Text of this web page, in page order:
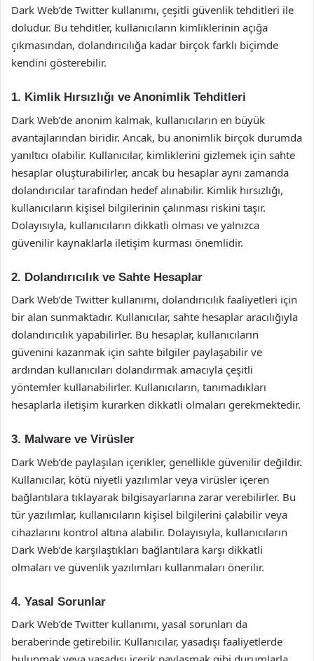
Dark Web’de Twitter kullanımı, çeşitli güvenlik tehditleri ile
doludur. Bu tehditler, kullanıcıların kimliklerinin açığa
çıkmasından, dolandırıcılığa kadar birçok farklı biçimde
kendini gösterebilir.
1. Kimlik Hırsızlığı ve Anonimlik Tehditleri
Dark Web’de anonim kalmak, kullanıcıların en büyük
avantajlarından biridir. Ancak, bu anonimlik birçok durumda
yanıltıcı olabilir. Kullanıcılar, kimliklerini gizlemek için sahte
hesaplar oluşturabilirler, ancak bu hesaplar aynı zamanda
dolandırıcılar tarafından hedef alınabilir. Kimlik hırsızlığı,
kullanıcıların kişisel bilgilerinin çalınması riskini taşır.
Dolayısıyla, kullanıcıların dikkatli olması ve yalnızca
güvenilir kaynaklarla iletişim kurması önemlidir.
2. Dolandırıcılık ve Sahte Hesaplar
Dark Web’de Twitter kullanımı, dolandırıcılık faaliyetleri için
bir alan sunmaktadır. Kullanıcılar, sahte hesaplar aracılığıyla
dolandırıcılık yapabilirler. Bu hesaplar, kullanıcıların
güvenini kazanmak için sahte bilgiler paylaşabilir ve
ardından kullanıcıları dolandırmak amacıyla çeşitli
yöntemler kullanabilirler. Kullanıcıların, tanımadıkları
hesaplarla iletişim kurarken dikkatli olmaları gerekmektedir.
3. Malware ve Virüsler
Dark Web’de paylaşılan içerikler, genellikle güvenilir değildir.
Kullanıcılar, kötü niyetli yazılımlar veya virüsler içeren
bağlantılara tıklayarak bilgisayarlarına zarar verebilirler. Bu
tür yazılımlar, kullanıcıların kişisel bilgilerini çalabilir veya
cihazlarını kontrol altına alabilir. Dolayısıyla, kullanıcıların
Dark Web’de karşılaştıkları bağlantılara karşı dikkatli
olmaları ve güvenlik yazılımları kullanmaları önerilir.
4. Yasal Sorunlar
Dark Web’de Twitter kullanımı, yasal sorunları da
beraberinde getirebilir. Kullanıcılar, yasadışı faaliyetlerde